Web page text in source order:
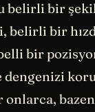
belirli bir
belirli bir
bir
dengenizi
onlarca,